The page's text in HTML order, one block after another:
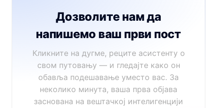
Дозволите нам да
напишемо ваш први пост
Кликните на дугме, реците асистенту о
свом путовању — и гледајте како он
обавља подешавање уместо вас. За
неколико минута, ваша прва објава
заснована на вештачкој интелигенцији